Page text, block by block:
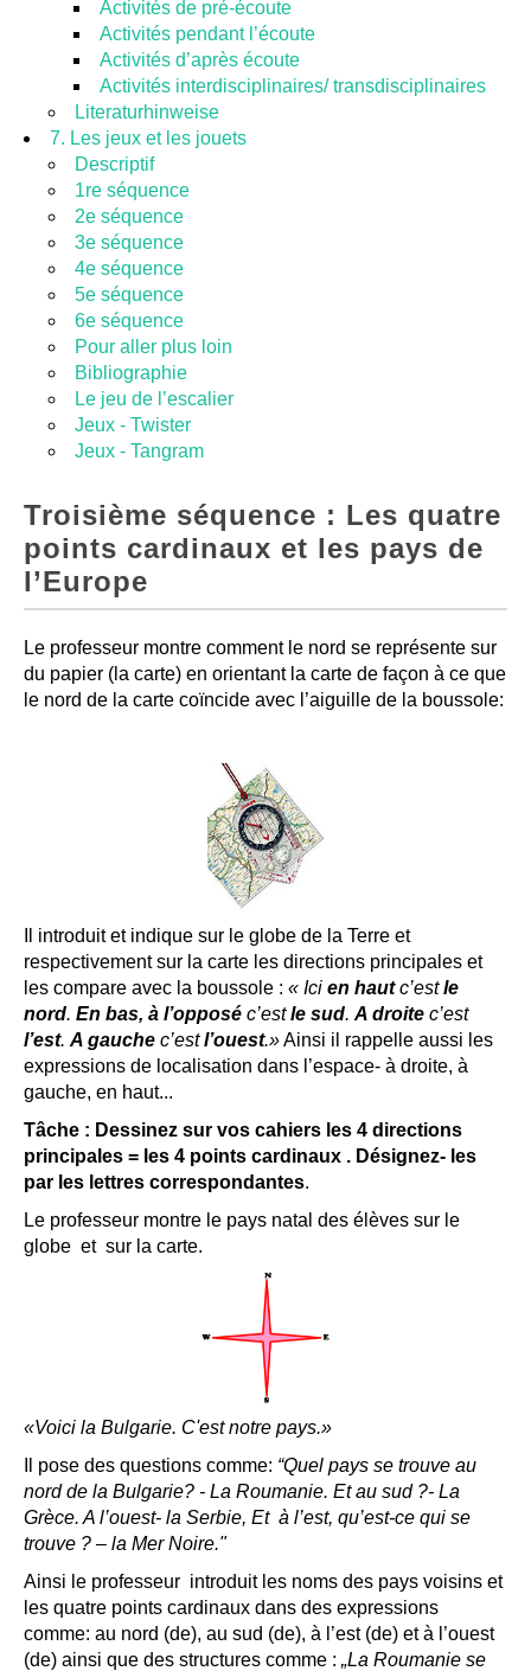
Activités de pré-écoute
Activités pendant l’écoute
Activités d’après écoute
Activités interdisciplinaires/ transdisciplinaires
Literaturhinweise
7. Les jeux et les jouets
Descriptif
1re séquence
2e séquence
3e séquence
4e séquence
5e séquence
6e séquence
Pour aller plus loin
Bibliographie
Le jeu de l’escalier
Jeux - Twister
Jeux - Tangram
Troisième séquence : Les quatre
points cardinaux et les pays de
l’Europe
Le professeur montre comment le nord se représente sur
du papier (la carte) en orientant la carte de façon à ce que
le nord de la carte coïncide avec l’aiguille de la boussole:
Il introduit et indique sur le globe de la Terre et
respectivement sur la carte les directions principales et
les compare avec la boussole : « Ici en hautc’estle
nord. En bas, à l’opposé c’estle sud. A droite c’est
l’est. A gauche c’estl’ouest.»Ainsi il rappelle aussi les
expressions de localisation dans l’espace- à droite, à
gauche, en haut...
Tâche : Dessinez sur vos cahiers les 4 directions
principales = les 4 points cardinaux . Désignez- les
par les lettres correspondantes.
Le professeur montre le pays natal des élèves sur le
globe et sur la carte.
«Voici la Bulgarie. C'est notre pays.»
Il pose des questions comme: “Quel pays se trouve au
nord de la Bulgarie? - La Roumanie. Et au sud ?- La
Grèce. A l’ouest- la Serbie, Et à l’est, qu’est-ce qui se
trouve ? – la Mer Noire."
Ainsi le professeur introduit les noms des pays voisins et
les quatre points cardinaux dans des expressions
comme: au nord (de), au sud (de), à l’est (de) et à l’ouest
(de) ainsi que des structures comme : „La Roumanie se